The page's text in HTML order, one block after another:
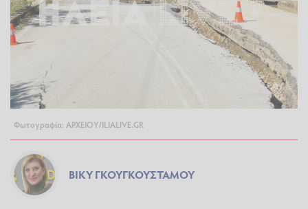
Φωτογραφία: ΑΡΧΕΙΟΥ/ILIALIVE.GR
ΒΊΚΥ ΓΚΟΥΓΚΟΥΣΤΆΜΟΥ